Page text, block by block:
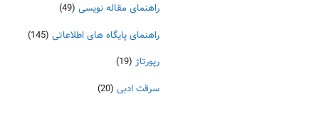
راهنمای مقاله نویسی (49)
راهنمای پایگاه های اطلاعاتی (145)
رپورتاژ (19)
سرقت ادبی (20)